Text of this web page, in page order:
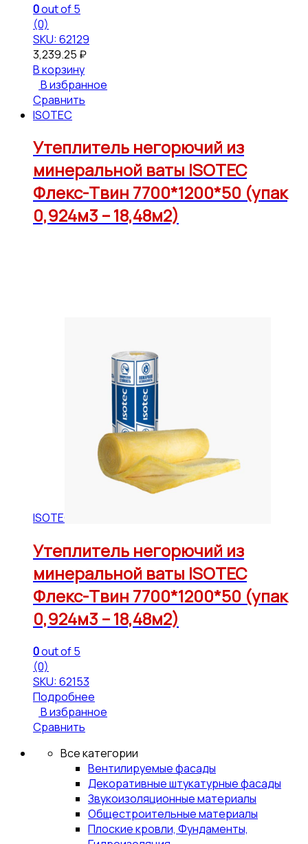
0out of 5
(0)
SKU: 62129
3,239.25 ₽
В корзину
В избранное
Сравнить
ISOTEC
Утеплитель негорючий из
минеральной ваты ISOTEC
Флекс-Твин 7700*1200*50 (упак
0,924м3 – 18,48м2)
ISOTEC
Утеплитель негорючий из
минеральной ваты ISOTEC
Флекс-Твин 7700*1200*50 (упак
0,924м3 – 18,48м2)
0out of 5
(0)
SKU: 62153
Подробнее
В избранное
Сравнить
Все категории
Вентилируемые фасады
Декоративные штукатурные фасады
Звукоизоляционные материалы
Общестроительные материалы
Плоские кровли, Фундаменты,